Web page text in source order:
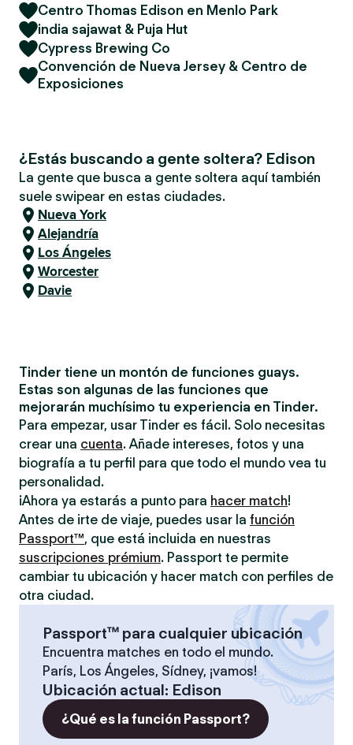
Centro Thomas Edison en Menlo Park
india sajawat & Puja Hut
Cypress Brewing Co
Convención de Nueva Jersey & Centro de
Exposiciones
¿Estás buscando a gente soltera? Edison
La gente que busca a gente soltera aquí también
suele swipear en estas ciudades.
Nueva York
Alejandría
Los Ángeles
Worcester
Davie
Tinder tiene un montón de funciones guays.
Estas son algunas de las funciones que
mejorarán muchísimo tu experiencia en Tinder.
Para empezar, usar Tinder es fácil. Solo necesitas
crear una cuenta. Añade intereses, fotos y una
biografía a tu perfil para que todo el mundo vea tu
personalidad.
¡Ahora ya estarás a punto para hacer match!
Antes de irte de viaje, puedes usar la función
Passport™, que está incluida en nuestras
suscripciones prémium. Passport te permite
cambiar tu ubicación y hacer match con perfiles de
otra ciudad.
Passport™ para cualquier ubicación
Encuentra matches en todo el mundo.
París, Los Ángeles, Sídney, ¡vamos!
Ubicación actual: Edison
¿Qué es la función Passport?